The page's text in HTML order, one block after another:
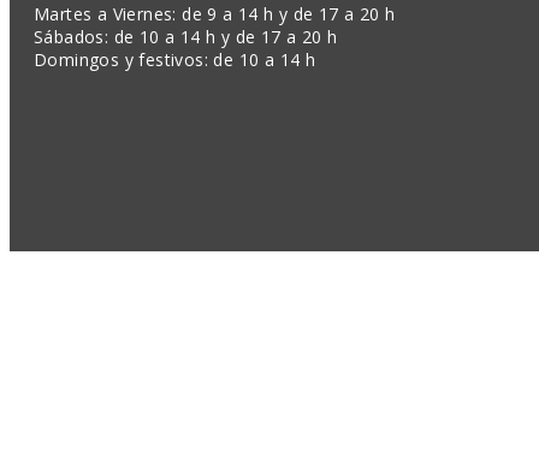
Martes a Viernes: de 9 a 14 h y de 17 a 20 h
Sábados: de 10 a 14 h y de 17 a 20 h
Domingos y festivos: de 10 a 14 h